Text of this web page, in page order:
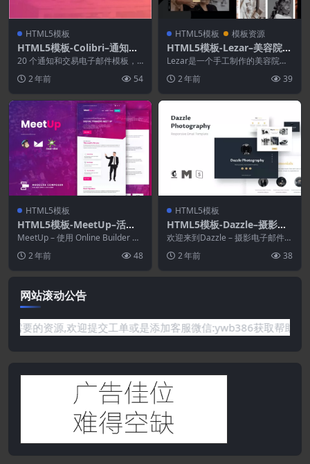
HTML5模板
HTML5模板-Colibri–通知电
子邮件模板
20 个通知和交易电子邮件模板，
2 年前 54
HTML5模板 模板资源
HTML5模板-Lezar–美容院和
水疗HTML模板
Lezar是一个手工制作的美容院模
瑜伽/冥想课程和...
2 年前 39
HTML5模板
HTML5模板-MeetUp–活动/
会议响应电子邮件
MeetUp – 使用 Online Builder 用
2 年前 48
HTML5模板
HTML5模板-Dazzle–摄影电
子邮件通讯模板
欢迎来到Dazzle – 摄影电子邮件通
约，现代，...
2 年前 38
网站滚动公告
有你需要的资源,欢迎提交工单或是添加客服微信:ywb386获取帮